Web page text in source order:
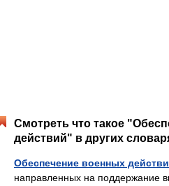
Смотреть что такое
действий" в других
Обеспечение военных
направленных на поддержание